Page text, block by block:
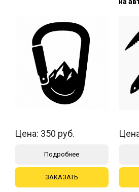
Цена: 350 руб.
Подробнее
ЗАКАЗАТЬ